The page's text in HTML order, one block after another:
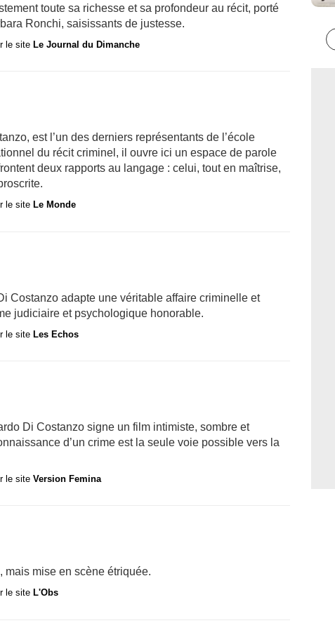
toute sa richesse et sa profondeur au récit, porté
Ronchi, saisissants de justesse.
le site Le Journal du Dimanche
est l’un des derniers représentants de l’école
du récit criminel, il ouvre ici un espace de parole
deux rapports au langage : celui, tout en maîtrise,
le site Le Monde
Costanzo adapte une véritable affaire criminelle et
judiciaire et psychologique honorable.
le site Les Echos
Di Costanzo signe un film intimiste, sombre et
d’un crime est la seule voie possible vers la
le site Version Femina
mais mise en scène étriquée.
le site L'Obs